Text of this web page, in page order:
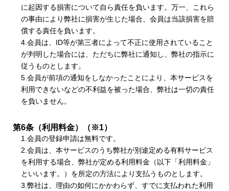
に起因する損害について自ら責任を負います。万一、これら
の事由により弊社に損害が生じた場合、会員は当該損害を賠
償する責任を負います。
4.会員は、ID等が第三者によって不正に使用されていること
が判明した場合には、ただちに弊社に通知し、弊社の指示に
従うものとします。
5.会員が前項の通知をしなかったことにより、本サービスを
利用できないなどの不利益を被った場合、弊社は一切の責任
を負いません。
第6条（利用料金）（※1）
1.会員の登録申請は無料です。
2.会員は、本サービスのうち弊社が別途定める有料サービス
を利用する場合、弊社が定める利用料金（以下「利用料金」
といいます。）を所定の方法により支払うものとします。
3.弊社は、理由の如何にかかわらず、すでに支払われた利用